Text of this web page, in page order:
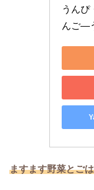
うんぴ
んご―
ますます野菜とご